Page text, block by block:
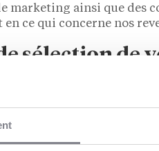
ainsi que des
ce qui concerne nos
sélection de
que je me pose est de
elle. Seront-ils capables
famille. Il n’y a pas de